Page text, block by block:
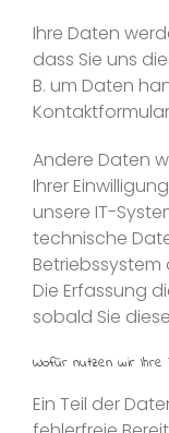
Ihre Daten
dass Sie uns
B. um Daten
Andere Daten
Ihrer
unsere IT-
technische
Betriebssystem
Die Erfassung
sobald Sie
Wofür nutzen wir Ihre
Ein Teil der